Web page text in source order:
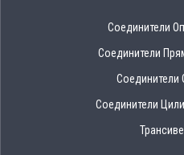
Соединители
Соединители
Соединители
Соединители